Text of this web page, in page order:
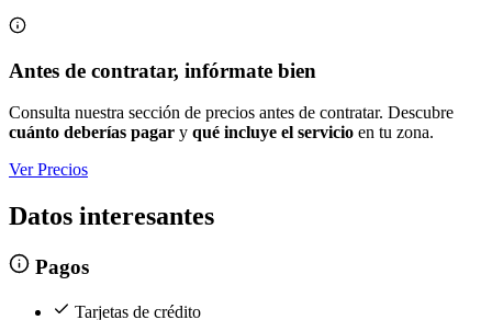
Antes de contratar, infórmate bien
Consulta nuestra sección de precios antes de contratar. Descubre
cuánto deberías pagar y qué incluye el servicio en tu zona.
Ver Precios
Datos interesantes
Pagos
Tarjetas de crédito